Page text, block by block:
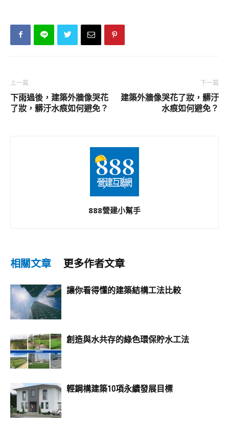
上一篇
下雨過後，建築外牆像哭花
了妝，髒汙水痕如何避免？
下一篇
建築外牆像哭花了妝，髒汙
水痕如何避免？
888營建小幫手
相關文章 更多作者文章
讓你看得懂的建築結構工法比較
創造與水共存的綠色環保貯水工法
輕鋼構建築10項永續發展目標